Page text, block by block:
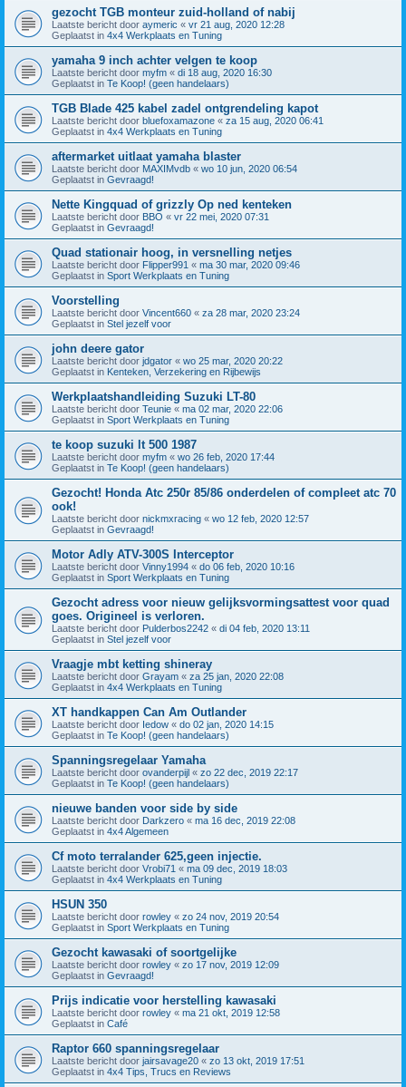
gezocht TGB monteur zuid-holland of nabij
Laatste bericht door aymeric « vr 21 aug, 2020 12:28
Geplaatst in 4x4 Werkplaats en Tuning
yamaha 9 inch achter velgen te koop
Laatste bericht door myfm « di 18 aug, 2020 16:30
Geplaatst in Te Koop! (geen handelaars)
TGB Blade 425 kabel zadel ontgrendeling kapot
Laatste bericht door bluefoxamazone « za 15 aug, 2020 06:41
Geplaatst in 4x4 Werkplaats en Tuning
aftermarket uitlaat yamaha blaster
Laatste bericht door MAXIMvdb « wo 10 jun, 2020 06:54
Geplaatst in Gevraagd!
Nette Kingquad of grizzly Op ned kenteken
Laatste bericht door BBO « vr 22 mei, 2020 07:31
Geplaatst in Gevraagd!
Quad stationair hoog, in versnelling netjes
Laatste bericht door Flipper991 « ma 30 mar, 2020 09:46
Geplaatst in Sport Werkplaats en Tuning
Voorstelling
Laatste bericht door Vincent660 « za 28 mar, 2020 23:24
Geplaatst in Stel jezelf voor
john deere gator
Laatste bericht door jdgator « wo 25 mar, 2020 20:22
Geplaatst in Kenteken, Verzekering en Rijbewijs
Werkplaatshandleiding Suzuki LT-80
Laatste bericht door Teunie « ma 02 mar, 2020 22:06
Geplaatst in Sport Werkplaats en Tuning
te koop suzuki lt 500 1987
Laatste bericht door myfm « wo 26 feb, 2020 17:44
Geplaatst in Te Koop! (geen handelaars)
Gezocht! Honda Atc 250r 85/86 onderdelen of compleet atc 70
ook!
Laatste bericht door nickmxracing « wo 12 feb, 2020 12:57
Geplaatst in Gevraagd!
Motor Adly ATV-300S Interceptor
Laatste bericht door Vinny1994 « do 06 feb, 2020 10:16
Geplaatst in Sport Werkplaats en Tuning
Gezocht adress voor nieuw gelijksvormingsattest voor quad
goes. Origineel is verloren.
Laatste bericht door Pulderbos2242 « di 04 feb, 2020 13:11
Geplaatst in Stel jezelf voor
Vraagje mbt ketting shineray
Laatste bericht door Grayam « za 25 jan, 2020 22:08
Geplaatst in 4x4 Werkplaats en Tuning
XT handkappen Can Am Outlander
Laatste bericht door Iedow « do 02 jan, 2020 14:15
Geplaatst in Te Koop! (geen handelaars)
Spanningsregelaar Yamaha
Laatste bericht door ovanderpijl « zo 22 dec, 2019 22:17
Geplaatst in Te Koop! (geen handelaars)
nieuwe banden voor side by side
Laatste bericht door Darkzero « ma 16 dec, 2019 22:08
Geplaatst in 4x4 Algemeen
Cf moto terralander 625,geen injectie.
Laatste bericht door Vrobi71 « ma 09 dec, 2019 18:03
Geplaatst in 4x4 Werkplaats en Tuning
HSUN 350
Laatste bericht door rowley « zo 24 nov, 2019 20:54
Geplaatst in Sport Werkplaats en Tuning
Gezocht kawasaki of soortgelijke
Laatste bericht door rowley « zo 17 nov, 2019 12:09
Geplaatst in Gevraagd!
Prijs indicatie voor herstelling kawasaki
Laatste bericht door rowley « ma 21 okt, 2019 12:58
Geplaatst in Café
Raptor 660 spanningsregelaar
Laatste bericht door jairsavage20 « zo 13 okt, 2019 17:51
Geplaatst in 4x4 Tips, Trucs en Reviews